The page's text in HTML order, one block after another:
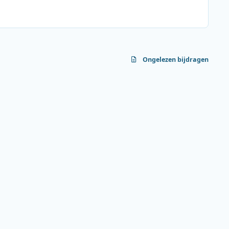
Ongelezen bijdragen